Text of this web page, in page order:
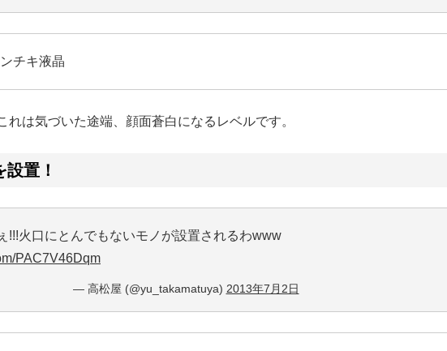
チキ液晶
れは気づいた途端、顔面蒼白になるレベルです。
置！
!!!火口にとんでもないモノが設置されるわwww
PAC7V46Dqm
— 高松屋 (@yu_takamatuya) 2013年7月2日